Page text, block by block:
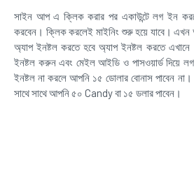
সাইন আপ এ ক্লিক করার পর একাউন্টে লগ ইন
করবেন। ক্লিক করলেই মাইনিং শুরু হয়ে যাবে।
অ্যাপ ইনষ্টল করতে হবে অ্যাপ ইনষ্টল করতে এখানে
ইনষ্টল করুন এবং মেইল আইডি ও পাসওয়ার্ড দিয়ে
ইনষ্টল না করলে আপনি ১৫ ডোলার বোনাস পাবেন
সাথে সাথে আপনি ৫০ Candy বা ১৫ ডলার পাবেন।